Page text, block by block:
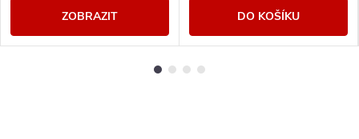
ZOBRAZIT DO KOŠÍKU